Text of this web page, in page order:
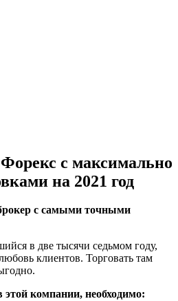
с максимально
на 2021 год
с самыми точными
в две тысячи седьмом году,
клиентов. Торговать там
компании, необходимо: